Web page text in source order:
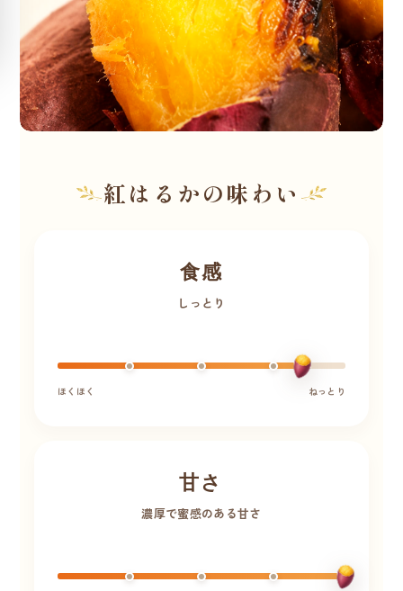
紅はるかの味わい
食感
しっとり
ほくほく ねっとり
甘さ
濃厚で蜜感のある甘さ